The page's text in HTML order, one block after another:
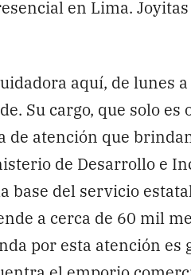
en Lima.
aquí, de lunes
Su cargo, que solo es
atención que
de Desarrollo e
base del servicio
a cerca de 60 mil
por esta atención es